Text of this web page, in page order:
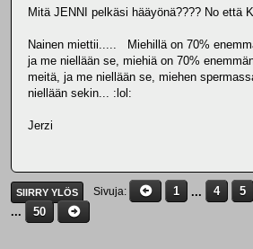
Mitä JENNI pelkäsi hääyönä???? No että
Nainen miettii..... Miehillä on 70%
ja me niellään se, miehiä on 70%
meitä, ja me niellään se, miehen
niellään sekin... :lol:
Jerzi
SIIRRY YLÖS Sivuja 1 ... 4 5
...
50